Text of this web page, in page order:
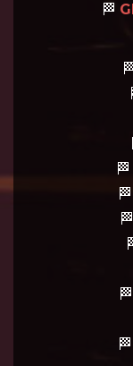
🏁
🏁
🏁
🏁
🏁
🏁